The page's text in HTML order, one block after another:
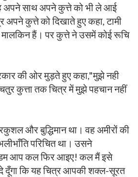
अपने साथ अपने कुत्ते को भी ले आई
अपने कुत्ते को दिखाते हुए कहा, टामी
मालकिन हैं। पर कुत्ते ने उसमें कोई रूचि
की ओर मुड़ते हुए कहा,"मुझे नही
कुत्ता तक चित्र में मुझे पहचान नहीं
और बुद्धिमान था। वह अमीरों की
परिचित था। उसने
आप कल फिर आइए! कल मैं इसे
दूँगा कि यह चित्र आपकी शक्ल-सूरत